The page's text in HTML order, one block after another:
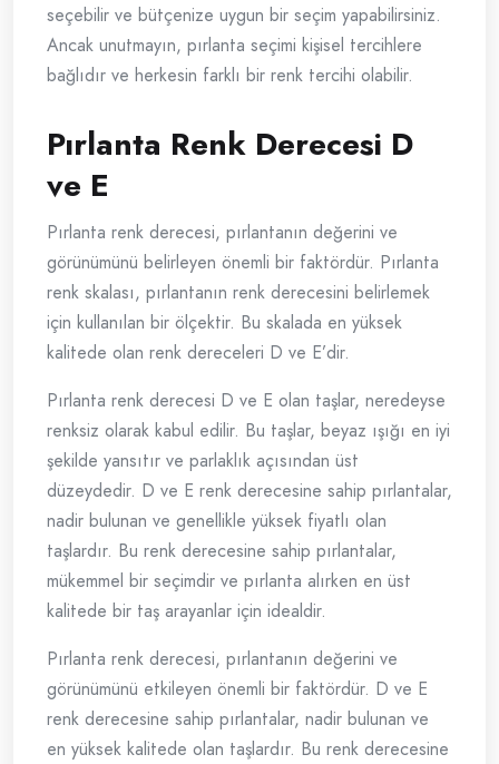
seçebilir ve bütçenize uygun bir seçim yapabilirsiniz.
Ancak unutmayın, pırlanta seçimi kişisel tercihlere
bağlıdır ve herkesin farklı bir renk tercihi olabilir.
Pırlanta Renk Derecesi D
ve E
Pırlanta renk derecesi, pırlantanın değerini ve
görünümünü belirleyen önemli bir faktördür. Pırlanta
renk skalası, pırlantanın renk derecesini belirlemek
için kullanılan bir ölçektir. Bu skalada en yüksek
kalitede olan renk dereceleri D ve E’dir.
Pırlanta renk derecesi D ve E olan taşlar, neredeyse
renksiz olarak kabul edilir. Bu taşlar, beyaz ışığı en iyi
şekilde yansıtır ve parlaklık açısından üst
düzeydedir. D ve E renk derecesine sahip pırlantalar,
nadir bulunan ve genellikle yüksek fiyatlı olan
taşlardır. Bu renk derecesine sahip pırlantalar,
mükemmel bir seçimdir ve pırlanta alırken en üst
kalitede bir taş arayanlar için idealdir.
Pırlanta renk derecesi, pırlantanın değerini ve
görünümünü etkileyen önemli bir faktördür. D ve E
renk derecesine sahip pırlantalar, nadir bulunan ve
en yüksek kalitede olan taşlardır. Bu renk derecesine